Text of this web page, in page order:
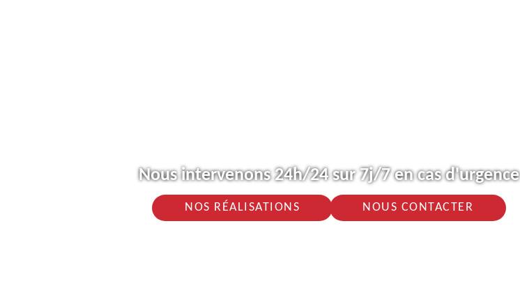
Nous intervenons 24h/24 sur 7j/7 en cas d'urgence
NOS RÉALISATIONS NOUS CONTACTER